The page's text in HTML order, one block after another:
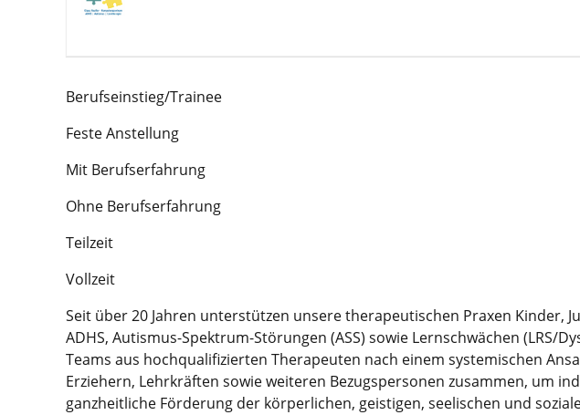
Berufseinstieg/Trainee
Feste Anstellung
Mit Berufserfahrung
Ohne Berufserfahrung
Teilzeit
Vollzeit
Seit über 20 Jahren unterstützen unsere therapeutischen Praxen Kinder,
ADHS, Autismus-Spektrum-Störungen (ASS) sowie Lernschwächen
Teams aus hochqualifizierten Therapeuten nach einem systemischen
Erziehern, Lehrkräften sowie weiteren Bezugspersonen zusammen, um
ganzheitliche Förderung der körperlichen, geistigen, seelischen und